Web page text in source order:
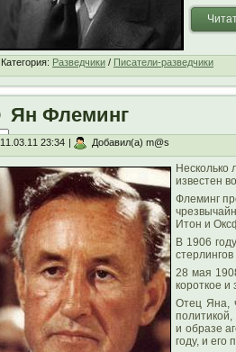
Категория: Разведчики / Писатели-разведчики
Ян Флеминг
11.03.11 23:34 | Добавил(а) m@s
Несколько
известен
Флеминг
Итон и
В 1906
28 мая
короткое и
Отец Яна,
и образе
году, и его